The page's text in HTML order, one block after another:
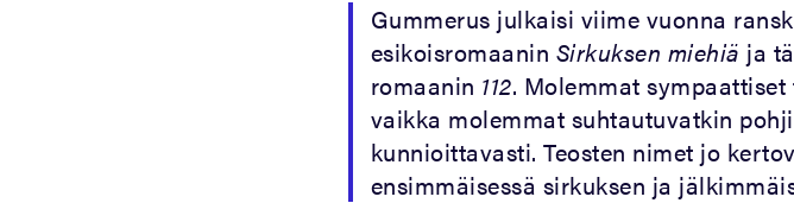
Gummerus julkaisi viime vuonna
esikoisromaanin Sirkuksen miehiä ja
romaanin 112. Molemmat
vaikka molemmat suhtautuvatkin
kunnioittavasti. Teosten nimet jo
ensimmäisessä sirkuksen ja